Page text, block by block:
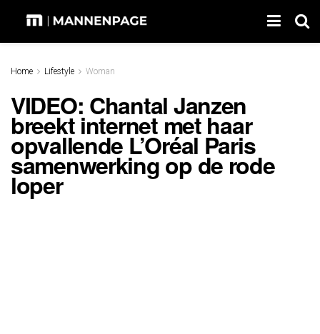
Home Lifestyle Woman
VIDEO: Chantal Janzen
breekt internet met haar
opvallende L’Oréal Paris
samenwerking op de rode
loper